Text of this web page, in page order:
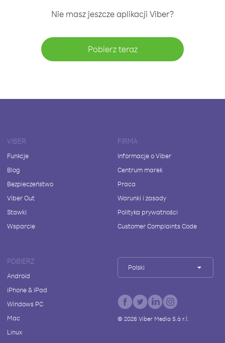
Nie masz jeszcze aplikacji Viber?
Pobierz teraz
VIBER
Funkcje
Blog
Bezpieczeństwo
Viber Out
Stawki
Wsparcie
FIRMA
Informacje o Viber
Centrum marek
Praca
Warunki i zasady
Polityka prywatności
Customer Complaints Code
POBIERZ
Android
iPhone & iPad
Windows PC
Mac
Linux
Polski
© 2026Viber Media S.à r.l.